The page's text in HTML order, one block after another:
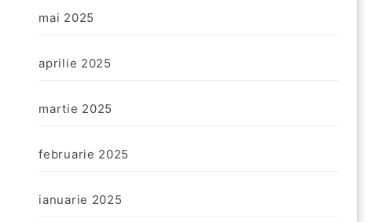
mai 2025
aprilie 2025
martie 2025
februarie 2025
ianuarie 2025